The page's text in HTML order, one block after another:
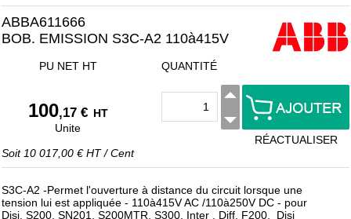
ABBA611666
BOB. EMISSION S3C-A2 110à415V
PU NET HT
100,17 € HT
Unite
Soit 10 017,00 € HT/Cent
QUANTITÉ
RÉACTUALISER
S3C-A2 -Permet l'ouverture à distance du circuit lorsque une
tension lui est appliquée - 110à415V AC /110à250V DC - pour
Disj. S200, SN201, S200MTR, S300, Inter . Diff. F200, Disj